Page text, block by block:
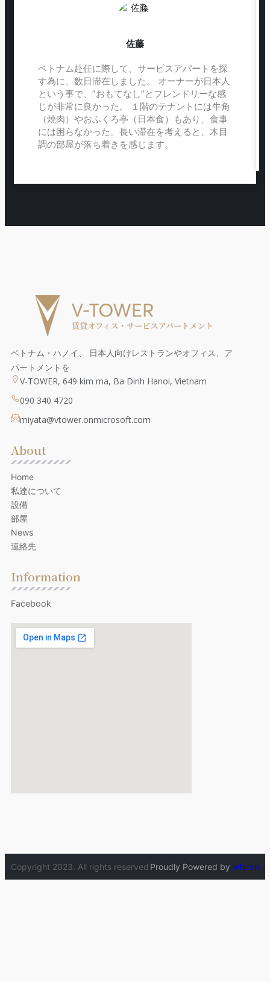
佐藤
ベトナム赴任に際して、サービスアパートを探
す為に、数日滞在しました。 オーナーが日本人
という事で、”おもてなし”とフレンドリーな感
じが非常に良かった。 １階のテナントには牛角
（焼肉）やおふくろ亭（日本食）もあり、食事
には困らなかった。長い滞在を考えると、木目
調の部屋が落ち着きを感じます。
ベトナム・ハノイ、 日本人向けレストランやオフィス、ア
パートメントを
V-TOWER, 649 kim ma, Ba Dinh Hanoi, Vietnam
090 340 4720
miyata@vtower.onmicrosoft.com
About
Home
私達について
設備
部屋
News
連絡先
Information
Facebook
Copyright 2023. All rights reserved Proudly Powered by wfc.vn